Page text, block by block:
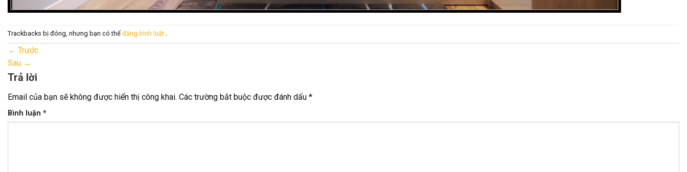
Trackbacks bị đóng, nhưng bạn có thể đăng bình luật
← Trước
Sau →
Trả lời
Email của bạn sẽ không được hiển thị công khai. Các trường bắt buộc được đánh dấu *
Bình luận *